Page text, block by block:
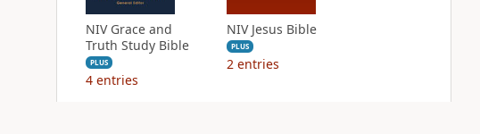
NIV Grace and
Truth Study Bible
PLUS
4 entries
NIV Jesus Bible
PLUS
2 entries